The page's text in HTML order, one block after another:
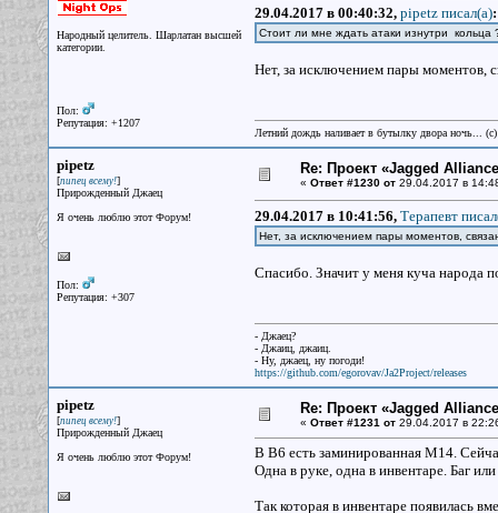
Народный целитель. Шарлатан высшей
категории.
Пол:
Репутация: +1207
29.04.2017 в 00:40:32, pipetz писал(a):
Стоит ли мне ждать атаки изнутри кольца
Нет, за исключением пары моментов,
Летний дождь наливает в бутылку двора ночь...
pipetz
[пипец всему!]
Прирожденный Джаец
Я очень люблю этот Форум!
Пол:
Репутация: +307
Re: Проект «Jagged
« Ответ #1230 от29.04.2017 в
29.04.2017 в 10:41:56, Терапевт
Нет, за исключением пары моментов,
Спасибо. Значит у меня куча народа
- Джаец?
- Джаиц, джаиц.
- Ну, джаец, ну погоди!
https://github.com/egorovav/Ja2Project/releases
pipetz
[пипец всему!]
Прирожденный Джаец
Я очень люблю этот Форум!
Re: Проект «Jagged
« Ответ #1231 от29.04.2017 в
В B6 есть заминированная M14.
Одна в руке, одна в инвентаре. Баг
Так которая в инвентаре появилась